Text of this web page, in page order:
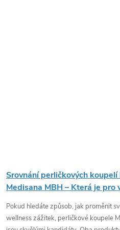
Srovnání perličkových koupelí
Medisana MBH – Která je pro
Pokud hledáte způsob, jak proměnit
wellness zážitek, perličkové koupele